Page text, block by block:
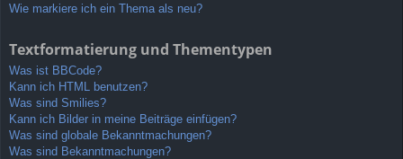
Wie markiere ich ein Thema als neu?
Textformatierung und Thementypen
Was ist BBCode?
Kann ich HTML benutzen?
Was sind Smilies?
Kann ich Bilder in meine Beiträge einfügen?
Was sind globale Bekanntmachungen?
Was sind Bekanntmachungen?